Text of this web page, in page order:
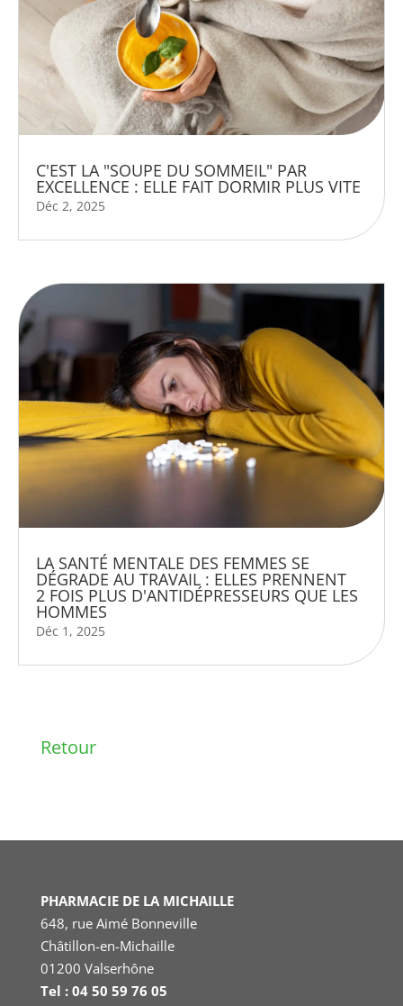
C'EST LA "SOUPE DU SOMMEIL" PAR
EXCELLENCE : ELLE FAIT DORMIR PLUS VITE
Déc 2, 2025
LA SANTÉ MENTALE DES FEMMES SE
DÉGRADE AU TRAVAIL : ELLES PRENNENT
2 FOIS PLUS D'ANTIDÉPRESSEURS QUE LES
HOMMES
Déc 1, 2025
Retour
PHARMACIE DE LA MICHAILLE
648, rue Aimé Bonneville
Châtillon-en-Michaille
01200 Valserhône
Tel : 04 50 59 76 05